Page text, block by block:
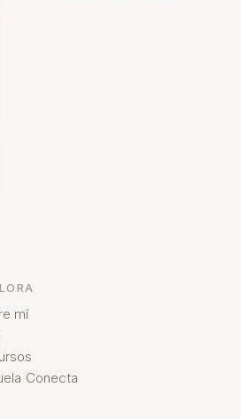
mí
Conecta